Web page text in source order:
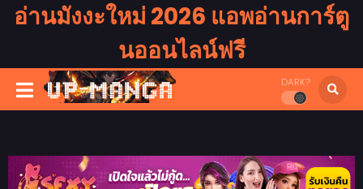
อ่านมังงะใหม่ 2026 แอพอ่านการ์ตู
นออนไลน์ฟรี
DARK?